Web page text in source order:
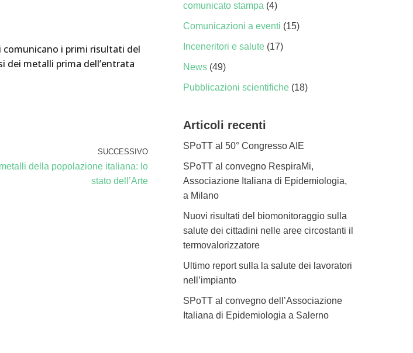
comunicano i primi risultati del
dei metalli prima dell’entrata
SUCCESSIVO
della popolazione italiana: lo
stato dell’Arte
comunicato stampa (4)
Comunicazioni a eventi (15)
Inceneritori e salute (17)
News (49)
Pubblicazioni scientifiche (18)
Articoli recenti
SPoTT al 50° Congresso AIE
SPoTT al convegno RespiraMi,
Associazione Italiana di Epidemiologia,
a Milano
Nuovi risultati del biomonitoraggio sulla
salute dei cittadini nelle aree circostanti il
termovalorizzatore
Ultimo report sulla la salute dei lavoratori
nell’impianto
SPoTT al convegno dell’Associazione
Italiana di Epidemiologia a Salerno